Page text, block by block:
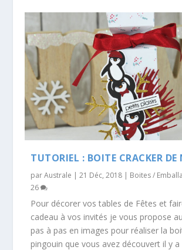
TUTORIEL : BOITE CRACKER DE
parAustrale |21 Déc, 2018 | Boites /
26
Pour décorer vos tables de Fêtes et
cadeau à vos invités je vous propose
pas à pas en images pour réaliser la
pingouin que vous avez découvert il y a